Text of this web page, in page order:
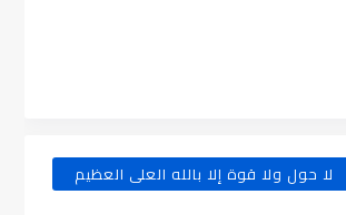
لا حول ولا قوة إلا بالله العلى العظيم